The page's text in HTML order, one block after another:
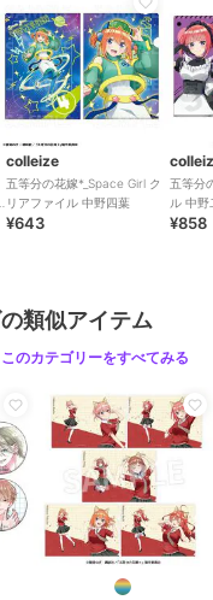
colleize
五等分の花嫁*_Space Girl ク
リアファイル 中野四葉
¥643
五等分
ル 中野
¥858
類似アイテム
このカテゴリーをすべてみる